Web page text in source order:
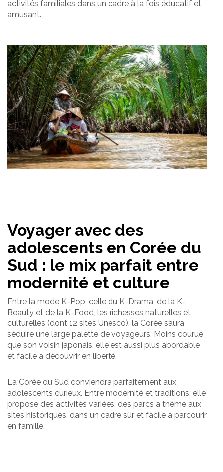
activités familiales dans un cadre à la fois éducatif et
amusant.
Voyager avec des
adolescents en Corée du
Sud : le mix parfait entre
modernité et culture
Entre la mode K-Pop, celle du K-Drama, de la K-
Beauty et de la K-Food, les richesses naturelles et
culturelles (dont 12 sites Unesco), la Corée saura
séduire une large palette de voyageurs. Moins courue
que son voisin japonais, elle est aussi plus abordable
et facile à découvrir en liberté.
La Corée du Sud conviendra parfaitement aux
adolescents curieux. Entre modernité et traditions, elle
propose des activités variées, des parcs à thème aux
sites historiques, dans un cadre sûr et facile à parcourir
en famille.